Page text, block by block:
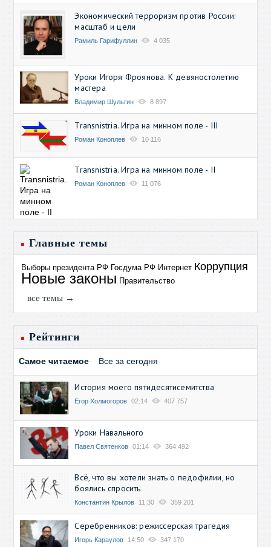
Экономический терроризм против России:
масштаб и цели
Рамиль Гарифуллин 4 035
Уроки Игоря Фроянова. К девяностолетию
мастера
Владимир Шульгин 8 897
Transnistria. Игра на минном поле - III
Роман Коноплев 10 116
Transnistria. Игра на минном поле - II
Роман Коноплев 11 076
Главные темы
Выборы президента РФ Госдума РФ Интернет Коррупция
Новые законы Правительство
все темы →
Рейтинги
Самое читаемое Все за сегодня
История моего пятидесятисемитства
Егор Холмогоров 02:14 407 757
Уроки Навального
Павел Святенков 01:14 364 492
Всё, что вы хотели знать о педофилии, но
боялись спросить
Константин Крылов 11:30 359 201
Серебренников: режиссерская трагедия
Игорь Караулов 14:50 347 170